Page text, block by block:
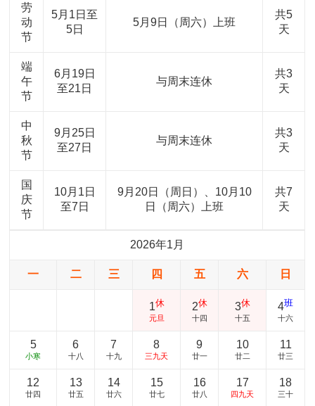
劳
动
节
5月1日至
5日
5月9日（周六）上班
共5
天
端
午
节
6月19日
至21日
与周末连休
共3
天
中
秋
节
9月25日
至27日
与周末连休
共3
天
国
庆
节
10月1日
至7日
9月20日（周日）、10月10
日（周六）上班
共7
天
2026年1月
一 二 三 四 五 六 日
1休
元旦
2休
十四
3休
十五
4班
十六
5
小寒
6
十八
7
十九
8
三九天
9
廿一
10
廿二
11
廿三
12
廿四
13
廿五
14
廿六
15
廿七
16
廿八
17
四九天
18
三十